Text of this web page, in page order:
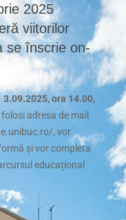
2025
viitorilor
se înscrie on-
3.09.2025, ora 14.00,
adresa de mail
, vor
și vor completa
educațional